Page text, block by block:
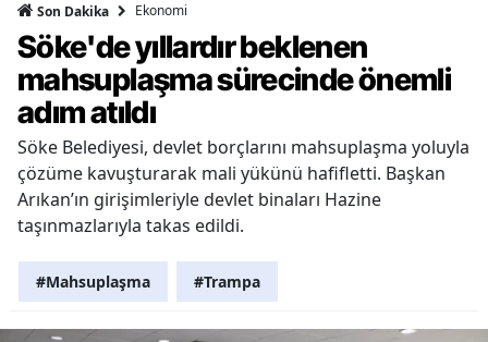
Son Dakika Ekonomi
Söke'de yıllardır beklenen
mahsuplaşma sürecinde önemli
adım atıldı
Söke Belediyesi, devlet borçlarını mahsuplaşma yoluyla
çözüme kavuşturarak mali yükünü hafifletti. Başkan
Arıkan’ın girişimleriyle devlet binaları Hazine
taşınmazlarıyla takas edildi.
#Mahsuplaşma #Trampa